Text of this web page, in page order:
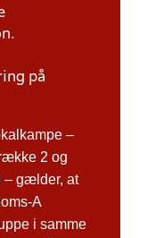
på
–
2 og
– gælder, at
A
i samme